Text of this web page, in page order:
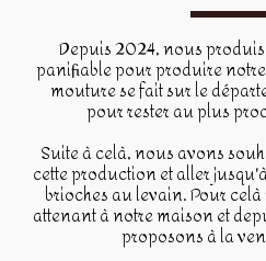
Depuis 2024, nous
panifiable pour produire
mouture se fait sur le
pour rester au plus
Suite à celà, nous avons
cette production et aller
brioches au levain. Pour
attenant à notre maison et
proposons à la